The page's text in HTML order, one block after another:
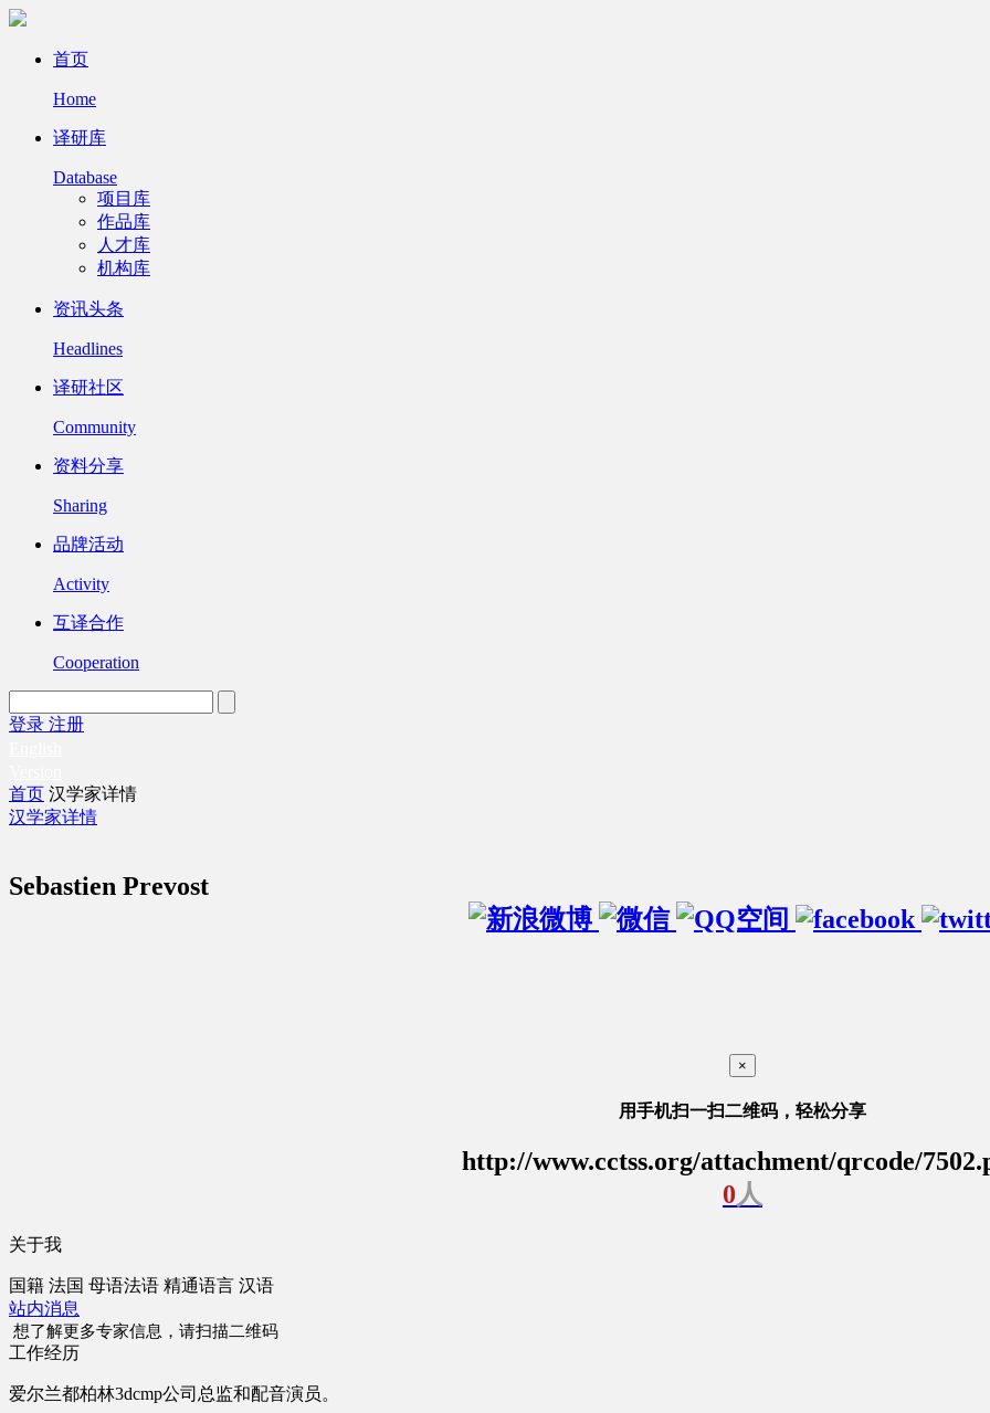
首页
Home
译研库
Database
项目库
作品库
人才库
机构库
资讯头条
Headlines
译研社区
Community
资料分享
Sharing
品牌活动
Activity
互译合作
Cooperation
登录 注册
首页 汉学家详情
汉学家详情
Sebastien Prevost
×
用手机扫一扫二维码，轻松分享
http://www.cctss.org/attachment/qrcode/
0人
关于我
国籍 法国 母语法语 精通语言 汉语
站内消息
想了解更多专家信息，请扫描二维码
工作经历
爱尔兰都柏林3dcmp公司总监和配音演员。